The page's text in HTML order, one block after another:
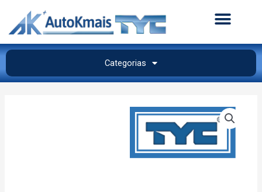
Categorias